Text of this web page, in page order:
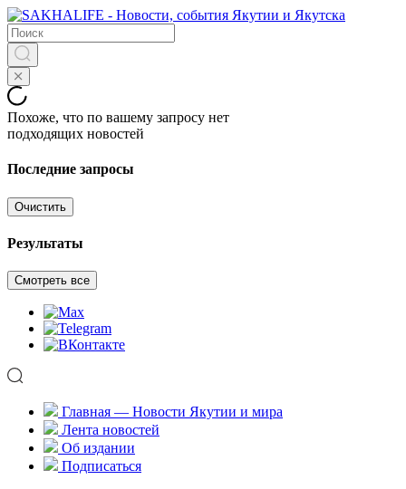
Похоже, что по вашему запросу нет
подходящих новостей
Последние запросы
Очистить
Результаты
Смотреть все
Главная — Новости Якутии и мира
Лента новостей
Об издании
Подписаться